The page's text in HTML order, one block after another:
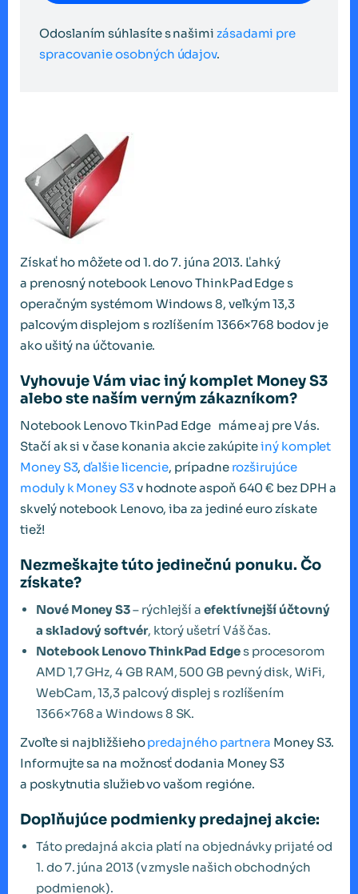
Odoslaním súhlasíte s našimi zásadami pre
spracovanie osobných údajov.
Získať ho môžete od 1. do 7. júna 2013. Ľahký
a prenosný notebook Lenovo ThinkPad Edge s
operačným systémom Windows 8, veľkým 13,3
palcovým displejom s rozlíšením 1366×768 bodov je
ako ušitý na účtovanie.
Vyhovuje Vám viac iný komplet Money S3
alebo ste naším verným zákazníkom?
Notebook Lenovo TkinPad Edge máme aj pre Vás.
Stačí ak si v čase konania akcie zakúpiteiný komplet
Money S3,ďalšie licencie, prípadne rozširujúce
moduly k Money S3v hodnote aspoň 640 € bez DPH a
skvelý notebook Lenovo, iba za jediné euro získate
tiež!
Nezmeškajte túto jedinečnú ponuku. Čo
získate?
Nové Money S3– rýchlejší aefektívnejší účtovný
a skladový softvér, ktorý ušetrí Váš čas.
Notebook Lenovo ThinkPad Edges procesorom
AMD 1,7 GHz, 4 GB RAM, 500 GB pevný disk, WiFi,
WebCam, 13,3 palcový displej s rozlíšením
1366×768 a Windows 8 SK.
Zvoľte si najbližšiehopredajného partnera Money S3.
Informujte sa na možnosť dodania Money S3
a poskytnutia služieb vo vašom regióne.
Doplňujúce podmienky predajnej akcie:
Táto predajná akcia platí na objednávky prijaté od
1. do 7. júna 2013 (v zmysle našich obchodných
podmienok).